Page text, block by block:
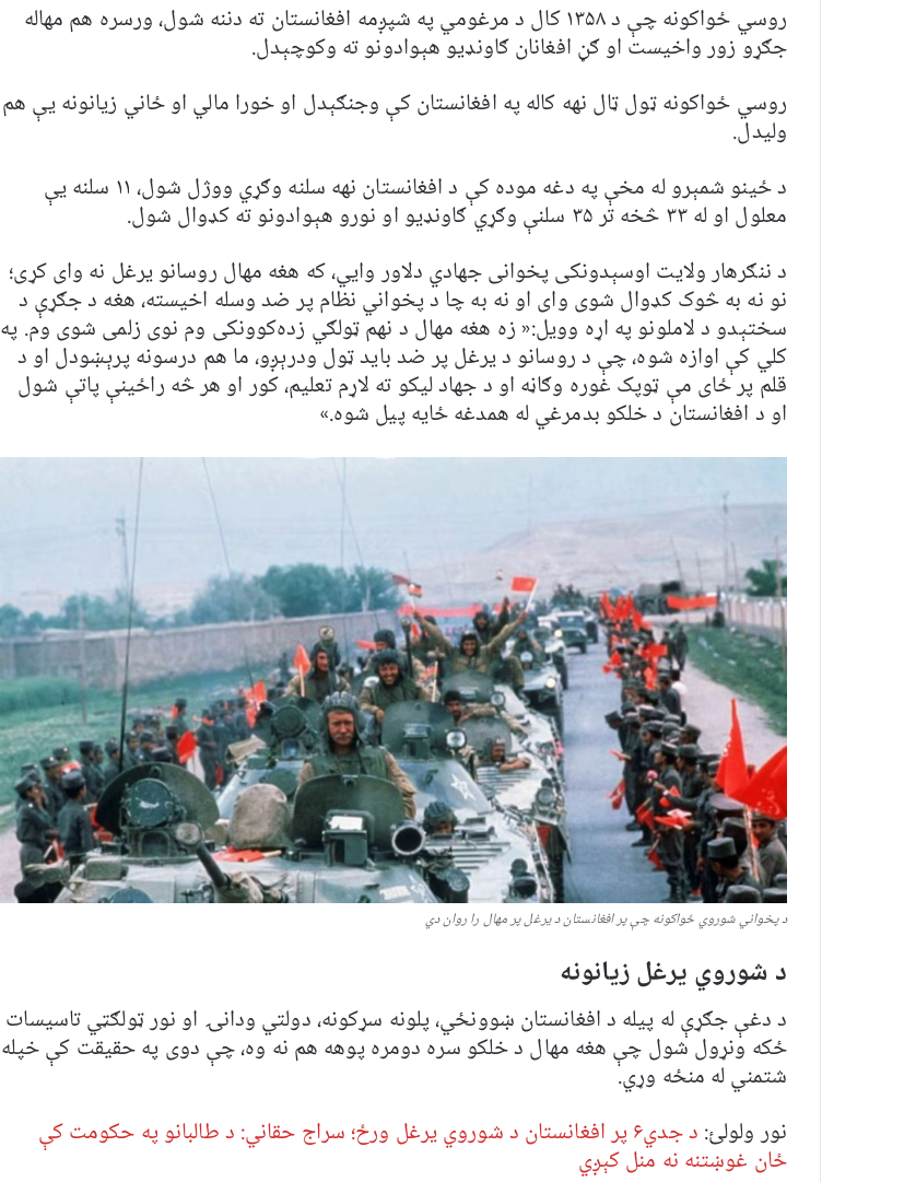
روسي ځواکونه چې د ۱۳۵۸ کال د مرغومي په شپږمه افغانستان ته دننه شول، ورسره هم مهاله
جګړو زور واخیست او ګڼ افغانان ګاونډیو هېوادونو ته وکوچېدل.
روسي ځواکونه ټول ټال نهه کاله په افغانستان کې وجنګېدل او خورا مالي او ځاني زیانونه یې هم
ولیدل.
د ځینو شمېرو له مخې په دغه موده کې د افغانستان نهه سلنه وګړي ووژل شول، ۱۱ سلنه یې
معلول او له ۳۳ څخه تر ۳۵ سلنې وګړي ګاونډیو او نورو هېوادونو ته کډوال شول.
د ننګرهار ولایت اوسېدونکی پخوانی جهادي دلاور وايي، که هغه مهال روسانو یرغل نه وای کړی؛
نو نه به څوک کډوال شوی وای او نه به چا د پخواني نظام پر ضد وسله اخیسته، هغه د جګړې د
سختېدو د لاملونو په اړه وویل:« زه هغه مهال د نهم ټولګي زده‌کوونکی وم نوی زلمی شوی وم. په
کلي کې اوازه شوه، چې د روسانو د یرغل پر ضد باید ټول ودرېږو، ما هم درسونه پرېښودل او د
قلم پر ځای مې ټوپک غوره وګاڼه او د جهاد لیکو ته لاړم تعلیم، کور او هر څه راځینې پاتې شول
او د افغانستان د خلکو بدمرغي له همدغه ځایه پیل شوه.»
د پخواني شوروي ځواکونه چې پر افغانستان د یرغل پر مهال را روان دي
د شوروي یرغل زیانونه
د دغې جګړې له پیله د افغانستان ښوونځي، پلونه سړکونه، دولتي ودانۍ او نور ټولګټي تاسیسات
ځکه ونړول شول چې هغه مهال د خلکو سره دومره پوهه هم نه وه، چې دوی په حقیقت کې خپله
شتمني له منځه وړي.
نور ولولئ:
د جدي۶ پر افغانستان د شوروي یرغل ورځ؛ سراج حقاني: د طالبانو په حکومت کې
ځان غوښتنه نه منل کېږي